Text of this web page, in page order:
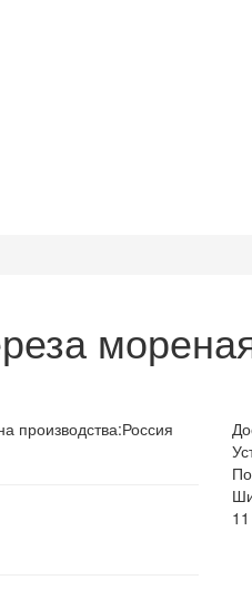
производства:Россия